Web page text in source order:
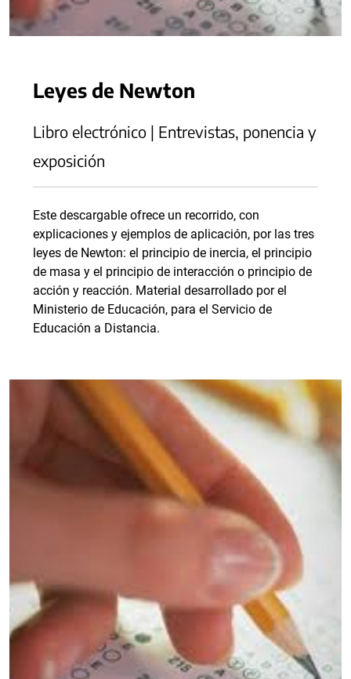
Leyes de Newton
Libro electrónico | Entrevistas, ponencia y
exposición
Este descargable ofrece un recorrido, con
explicaciones y ejemplos de aplicación, por las tres
leyes de Newton: el principio de inercia, el principio
de masa y el principio de interacción o principio de
acción y reacción. Material desarrollado por el
Ministerio de Educación, para el Servicio de
Educación a Distancia.